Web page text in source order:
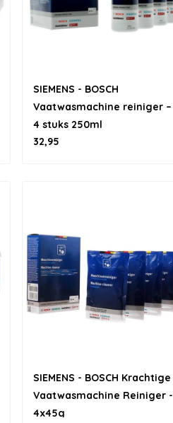
SIEMENS - BOSCH
Vaatwasmachine reiniger –
4 stuks 250ml
32,95
SIEMENS - BOSCH Krachtige
Vaatwasmachine Reiniger -
4x45g